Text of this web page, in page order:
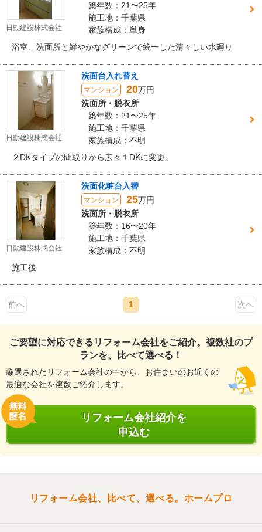
日動建設株式会社
築年数：21〜25年
施工地：千葉県
家族構成：単身
浴室、洗面所と鮮やかなグリーンで統一した清々しい水廻り
日動建設株式会社
洗面台入れ替え
マンション 20万円
洗面所・脱衣所
築年数：21〜25年
施工地：千葉県
家族構成：不明
２DKタイプの間取りから広々１DKに変更。
日動建設株式会社
洗面化粧台入替
マンション 25万円
洗面所・脱衣所
築年数：16〜20年
施工地：千葉県
家族構成：不明
施工後
前へ 1 次へ
ご要望に対応できるリフォーム会社をご紹介。複数社のプ
ランを、比べて選べる！
厳選されたリフォーム会社の中から、お住まいのお近くの
最適な会社を複数ご紹介します。
リフォーム会社紹介を
申込む
リフォーム会社、比べて、選べる。ホームプロ